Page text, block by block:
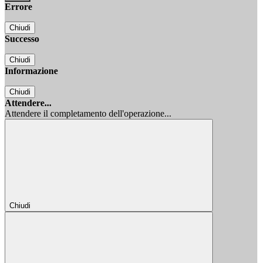
Errore
Chiudi
Successo
Chiudi
Informazione
Chiudi
Attendere...
Attendere il completamento dell'operazione...
Chiudi